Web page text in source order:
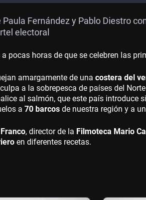
Fernández y Pablo Diestro
electoral
pocas horas de que se celebren las
amargamente de una costera del
a la sobrepesca de países del
al salmón, que este país introduce
a 70 barcos de nuestra región y a
, director de la Filmoteca Mario
en diferentes recetas.